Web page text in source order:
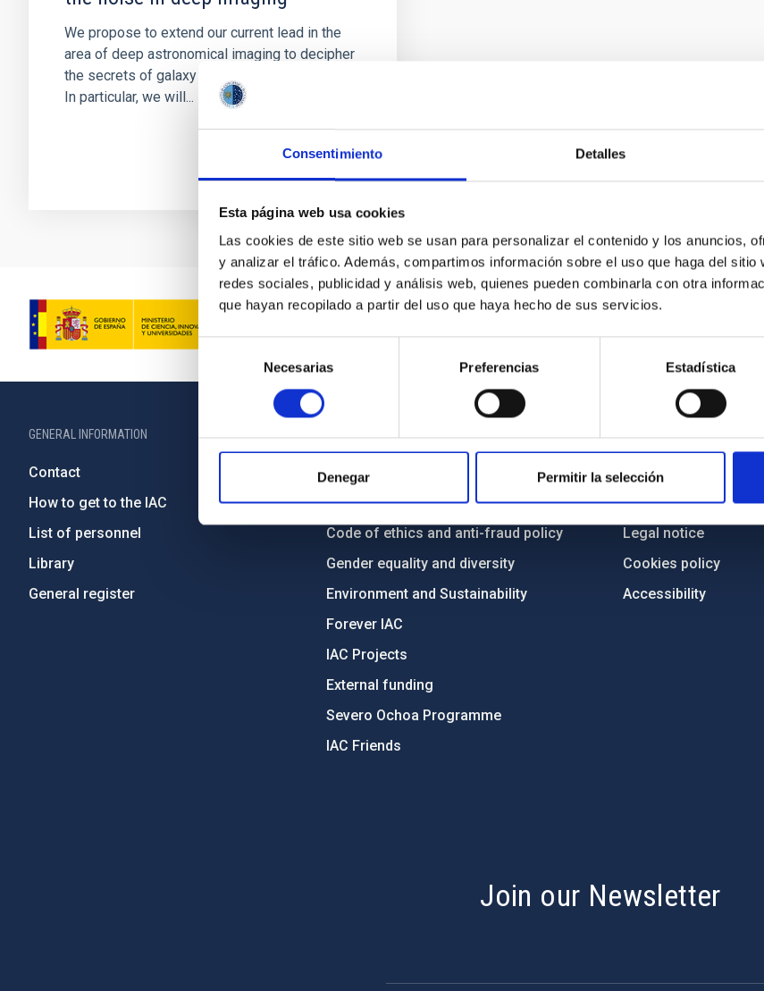
Consentimiento Detalles
Esta página web usa cookies
Las cookies de este sitio web se usan para personalizar el contenido y los anuncios,
y analizar el tráfico. Además, compartimos información sobre el uso que haga del sitio
redes sociales, publicidad y análisis web, quienes pueden combinarla con otra
que hayan recopilado a partir del uso que haya hecho de sus servicios.
Selección
consentimiento
Necesarias Preferencias Estadística
Denegar Permitir la selección
We propose to extend our current lead in the
area of deep astronomical imaging to decipher
the secrets of galaxy formation and evolution.
In particular, we will...
GENERAL INFORMATION
Contact
How to get to the IAC
List of personnel
Library
General register
ABOUT THE IAC
Legislation
Transparency
Code of ethics and anti-fraud policy
Gender equality and diversity
Environment and Sustainability
Forever IAC
IAC Projects
External funding
Severo Ochoa Programme
IAC Friends
IAC PORTAL
Sitemap
Privacy policy
Legal notice
Cookies policy
Accessibility
Join our Newsletter